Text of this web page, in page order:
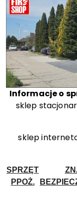
Informacje o
sklep
sklep
SPRZĘT
PPOŻ.